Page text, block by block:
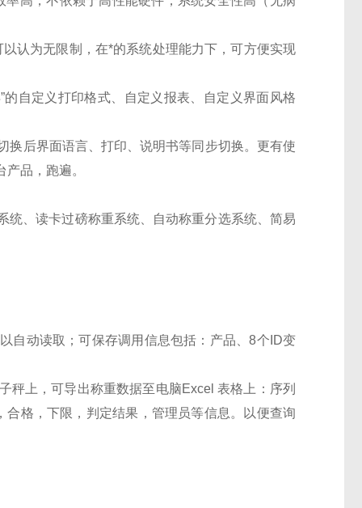
认为无限制，在*的系统处理能力下，可方便实现
自定义打印格式、自定义报表、自定义界面风格
换后界面语言、打印、说明书等同步切换。更有使
品，跑遍。
统、读卡过磅称重系统、自动称重分选系统、简易
自动读取；可保存调用信息包括：产品、8个ID变
秤上，可导出称重数据至电脑Excel 表格上：序列
格，下限，判定结果，管理员等信息。以便查询